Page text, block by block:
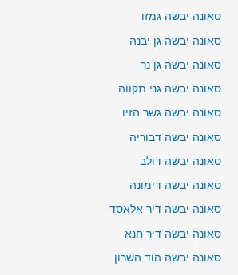
סאונה יבשה גמזו
סאונה יבשה גן יבנה
סאונה יבשה גן נר
סאונה יבשה גני תקווה
סאונה יבשה גשר הזיו
סאונה יבשה דבוריה
סאונה יבשה דולב
סאונה יבשה דימונה
סאונה יבשה דיר אלאסד
סאונה יבשה דיר חנא
סאונה יבשה הוד השרון